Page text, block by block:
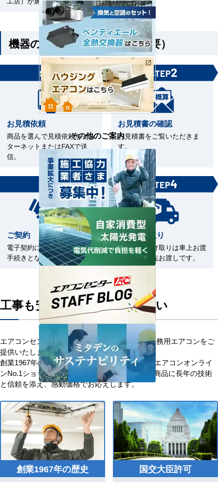
機器のみご購入の方（工事不要）
STEP1
お見積依頼
商品を選んで見積依頼をイン
ターネットまたはFAXで送
信。
STEP2
お見積書の確認
お見積書をご覧いただきま
す。
STEP3
ご契約
電子契約による契約締結のお
手続きとなります。
STEP4
商品の受取り
商品のお受け取りは車上お渡
しまたは軒先お渡しです。
工事も安心してお任せください
エアコンセンターACはお客様に安心を添えて業務用エアコンをご
提供いたします。
創業1967年の歴史を持つ、信頼と安心の業務用エアコンオンライ
ンNo.1ショップです。「お客様を大切に」優良商品に長年の技術
と信頼を添え、感動価格でお応えします。
創業1967年の歴史 国交大臣許可
その他のご案内